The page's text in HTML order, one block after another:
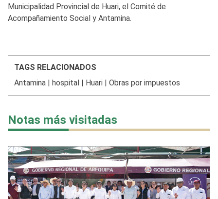
Municipalidad Provincial de Huari, el Comité de
Acompañamiento Social y Antamina.
TAGS RELACIONADOS
Antamina| hospital Huari| Obras por impuestos
Notas más visitadas